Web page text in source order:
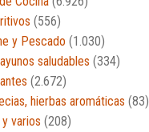
(556)
y Pescado (1.030)
saludables (334)
(2.672)
hierbas aromáticas (83)
y varios (208)